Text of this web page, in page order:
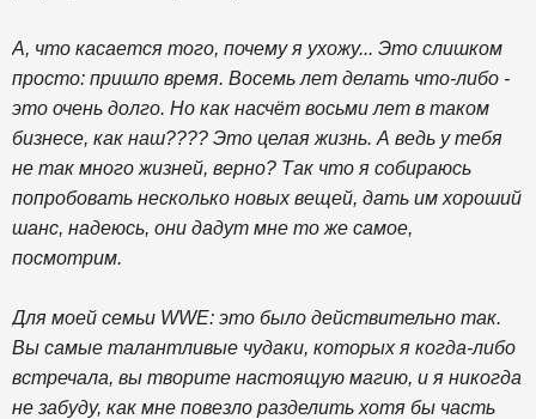
А, что касается того, почему я ухожу... Это слишком
просто: пришло время. Восемь лет делать что-либо -
это очень долго. Но как насчёт восьми лет в таком
бизнесе, как наш???? Это целая жизнь. А ведь у тебя
не так много жизней, верно? Так что я собираюсь
попробовать несколько новых вещей, дать им хороший
шанс, надеюсь, они дадут мне то же самое,
посмотрим.
Для моей семьи WWE: это было действительно так.
Вы самые талантливые чудаки, которых я когда-либо
встречала, вы творите настоящую магию, и я никогда
не забуду, как мне повезло разделить хотя бы часть